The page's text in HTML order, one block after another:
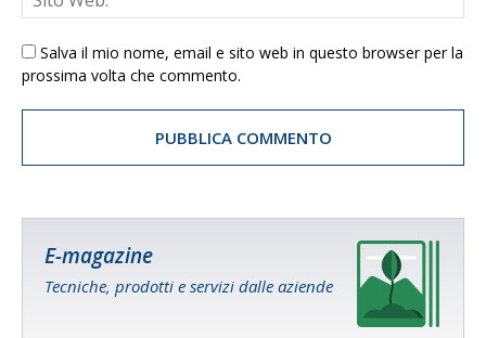
Salva il mio nome, email e sito web in questo browser per la
prossima volta che commento.
E-magazine
Tecniche, prodotti e servizi dalle aziende